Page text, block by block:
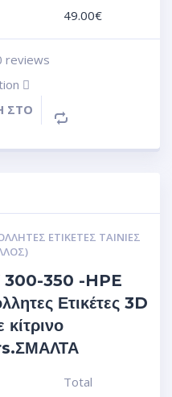
49.00€
reviews
ΣΤΟ
ΕΤΙΚΈΤΕΣ ΤΑΙΝΊΕΣ
350 -HPE
Ετικέτες 3D
Total